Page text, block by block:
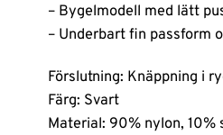
– Bygelmodell med lätt
– Underbart fin passform
Förslutning: Knäppning i
Färg: Svart
Material: 90% nylon, 10%